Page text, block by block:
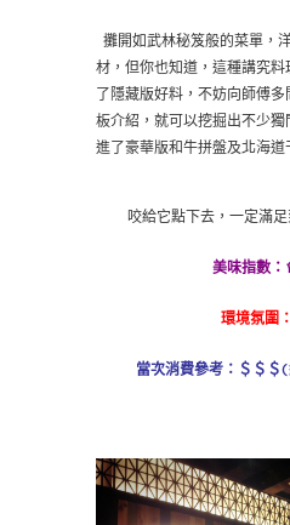
攤開如武林秘笈般的菜單，
材，但你也知道，這種講究料
了隱藏版好料，不妨向師傅
板介紹，就可以挖掘出不少獨
進了豪華版和牛拼盤及北海道
咬給它點下去，一定滿足
美味指數：
環境氛圍：
當次消費參考：＄＄＄